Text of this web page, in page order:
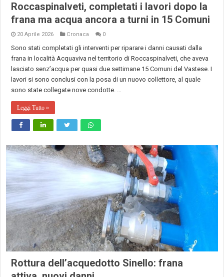
Roccaspinalveti, completati i lavori dopo la
frana ma acqua ancora a turni in 15 Comuni
20 Aprile 2026 Cronaca 0
Sono stati completati gli interventi per riparare i danni causati dalla
frana in località Acquaviva nel territorio di Roccaspinalveti, che aveva
lasciato senz’acqua per quasi due settimane 15 Comuni del Vastese. I
lavori si sono conclusi con la posa di un nuovo collettore, al quale
sono state collegate nove condotte. …
Leggi Tutto »
Rottura dell’acquedotto Sinello: frana